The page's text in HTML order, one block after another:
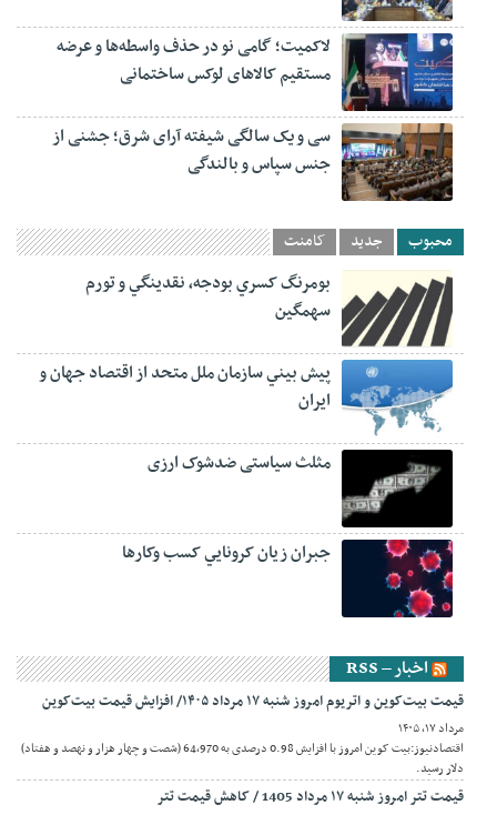
لاکمیت؛ گامی نو در حذف واسطه‌ها و عرضه
مستقیم کالاهای لوکس ساختمانی
سی و یک سالگی شیفته آرای شرق؛ جشنی از
جنس سپاس و بالندگی
محبوب جدید کامنت
بومرنگ کسري بودجه، نقدينگي و تورم
سهمگين
پيش‏ بيني سازمان ملل متحد از اقتصاد جهان و
ايران
مثلث سیاستی ضدشوک ارزی
جبران زيان کرونايي کسب وکارها
اخبار – RSS
قیمت بیت‌کوین و اتریوم امروز شنبه ۱۷ مرداد ۱۴۰۵/ افزایش قیمت بیت‌کوین
مرداد ۱۷, ۱۴۰۵
اقتصادنیوز:بیت کوین امروز با افزایش 0.98 درصدی به 64,970 (شصت و چهار هزار و نهصد و هفتاد)
دلار رسید.
قیمت تتر امروز شنبه ۱۷ مرداد 1405 / کاهش قیمت تتر